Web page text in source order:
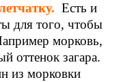
Есть и
для того, чтобы
морковь,
оттенок загара.
из морковки